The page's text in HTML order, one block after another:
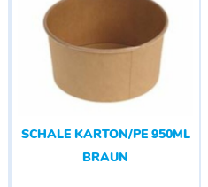
SCHALE KARTON/PE 950ML
BRAUN